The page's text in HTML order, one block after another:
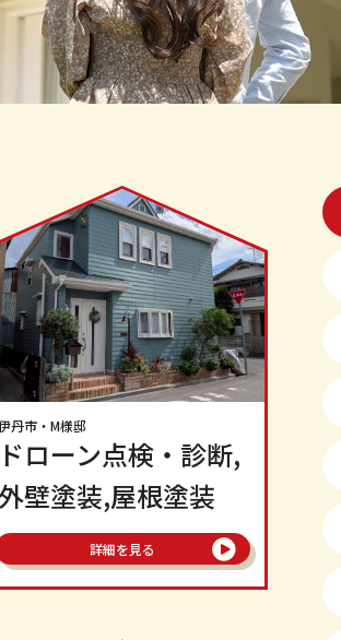
丹市・M様邸
ドローン点検・診断,
壁塗装,屋根塗装
詳細を見る